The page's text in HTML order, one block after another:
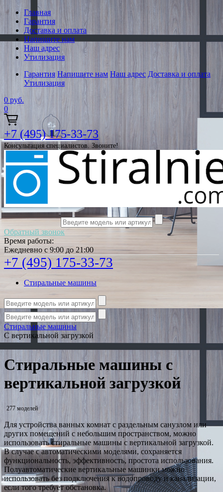
Главная
Гарантия
Доставка и оплата
Напишите нам
Наш адрес
Утилизация
Гарантия Напишите нам Наш адрес Доставка и оплата
Утилизация
0 руб.
0
+7 (495) 175-33-73
Консультация специалистов. Звоните!
Обратный звонок
Время работы:
Ежедневно с 9:00 до 21:00
+7 (495) 175-33-73
Стиральные машины
Стиральные машины
С вертикальной загрузкой
Стиральные машины с
вертикальной загрузкой
277 моделей
Для устройства ванных комнат с раздельным санузлом или
других помещений с небольшим пространством, можно
использовать стиральные машины с вертикальной загрузкой.
В случае с автоматическими моделями, сохраняется
функциональность, эффективность, простота использования.
Полуавтоматические вертикальные машинки можно
использовать без подключения к водопроводу и канализации,
если того требует обстановка.